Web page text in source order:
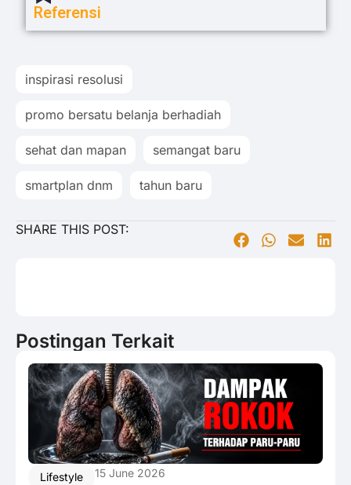
Referensi
inspirasi resolusi
promo bersatu belanja berhadiah
sehat dan mapan semangat baru
smartplan dnm tahun baru
SHARE THIS POST:
Postingan Terkait
Lifestyle 15 June 2026